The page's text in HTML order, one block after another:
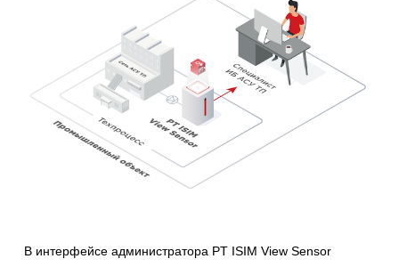
В интерфейсе администратора PT ISIM View Sensor